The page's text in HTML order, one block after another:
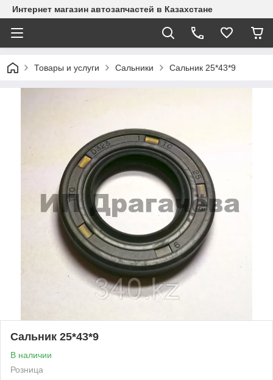
Интернет магазин автозапчастей в Казахстане
Товары и услуги Сальники Сальник 25*43*9
Сальник 25*43*9
В наличии
Розница